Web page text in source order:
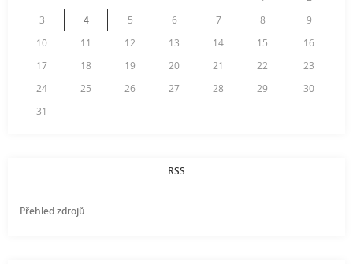
3
4 5 6 7 8
9
10
11 12 13 14 15
16
17
18 19 20 21 22
23
24
25 26 27 28 29
30
31
RSS
Přehled zdrojů